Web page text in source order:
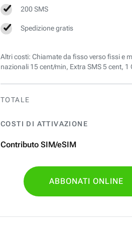
200 SMS
Spedizione gratis
Altri costi: Chiamate da fisso verso fissi e
nazionali 15 cent/min, Extra SMS 5 cent, 1
TOTALE
COSTI DI ATTIVAZIONE
Contributo SIM/eSIM
ABBONATI ONLINE